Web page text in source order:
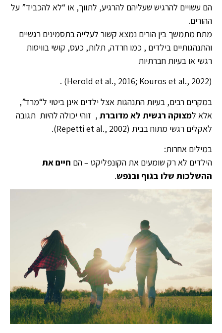
הם עשויים להרגיש שעליהם להרגיע, לתווך, או “לא להכביד” על
ההורים.
מתח מתמשך בין הורים נמצא קשור לעלייה בתסמינים רגשיים
והתנהגותיים בילדים , כמו חרדה, תלות, כעס, קושי בוויסות
רגשי או בעיות חברתיות
(Herold et al., 2016; Kouros et al., 2022) .
במקרים רבים, בעיות התנהגות אצל ילדים אינן ביטוי ל“מרד”,
אלא למצוקה רגשית לא מדוברת , זוהי יכולה להיות תגובה
לאקלים רגשי מתוח בבית (Repetti et al., 2002).
במילים אחרות:
הילדים לא רק שומעים את הקונפליקט – הם חיים את
ההשלכות שלו בגוף ובנפש.